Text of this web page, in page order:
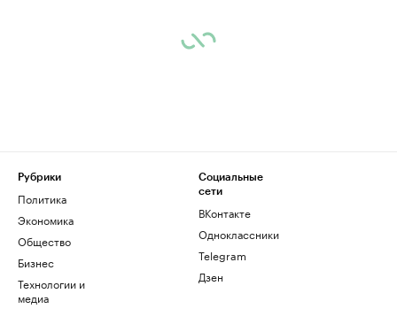
Рубрики
Политика
Экономика
Общество
Бизнес
Технологии и
медиа
Социальные
сети
ВКонтакте
Одноклассники
Telegram
Дзен